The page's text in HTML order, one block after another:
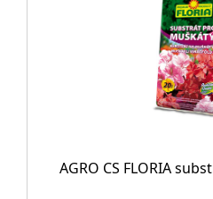
AGRO CS FLORIA